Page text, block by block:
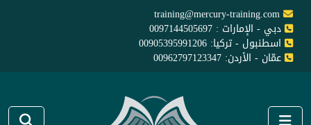
training@mercury-training.com
دبي - الإمارات : 0097144505697
اسطنبول - تركيا: 00905395991206
عمّان - الأردن: 00962797123347